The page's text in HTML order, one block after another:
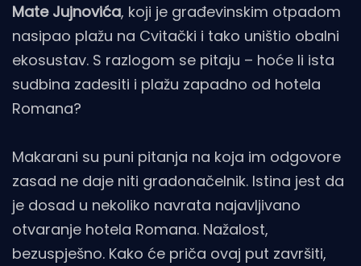
Mate Jujnovića, koji je građevinskim otpadom
nasipao plažu na Cvitački i tako uništio obalni
ekosustav. S razlogom se pitaju – hoće li ista
sudbina zadesiti i plažu zapadno od hotela
Romana?
Makarani su puni pitanja na koja im odgovore
zasad ne daje niti gradonačelnik. Istina jest da
je dosad u nekoliko navrata najavljivano
otvaranje hotela Romana. Nažalost,
bezuspješno. Kako će priča ovaj put završiti,